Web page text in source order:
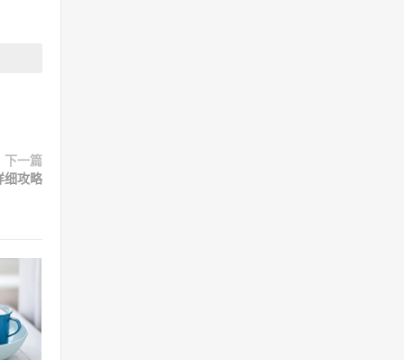
下一篇
细攻略